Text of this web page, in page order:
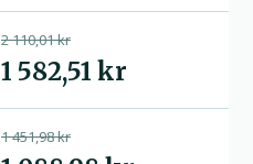
2 110,01 kr
1 582,51 kr
1 451,98 kr